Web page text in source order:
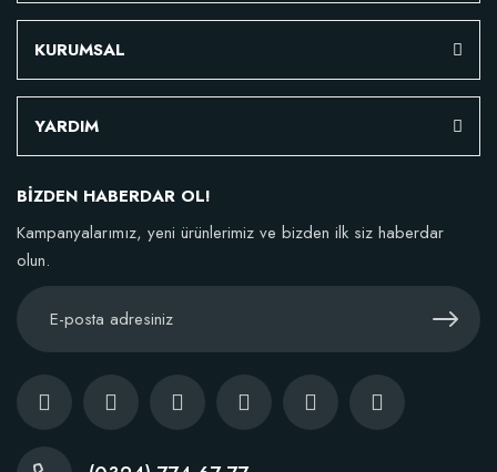
KURUMSAL
YARDIM
BİZDEN HABERDAR OL!
Kampanyalarımız, yeni ürünlerimiz ve bizden ilk siz haberdar
olun.